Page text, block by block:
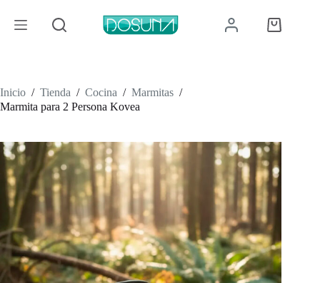
contenido
Carro
de
Inicio / Tienda / Cocina / Marmitas /
Marmita para 2 Persona Kovea